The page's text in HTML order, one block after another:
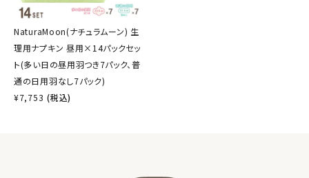
NaturaMoon(ナチュラムーン) 生
理用ナプキン 昼用×14パックセッ
ト(多い日の昼用羽つき7パック、普
通の日用羽なし7パック)
¥7,753 (税込)